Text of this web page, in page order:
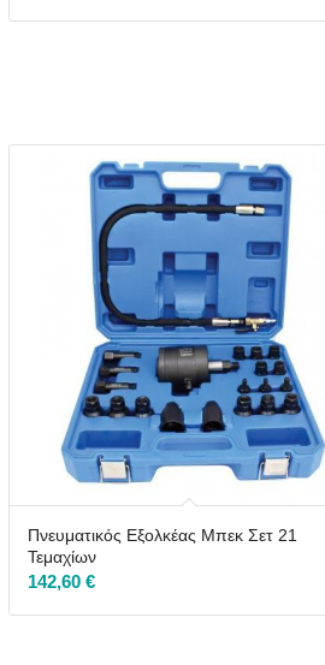
Πνευματικός Εξολκέας Μπεκ Σετ 21
Τεμαχίων
142,60€